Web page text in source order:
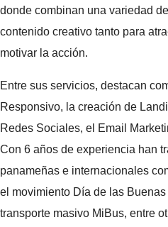
donde combinan una variedad
contenido creativo tanto para
motivar la acción.
Entre sus servicios, destacan
Responsivo, la creación de
Redes Sociales, el Email
Con 6 años de experiencia han
panameñas e internacionales
el movimiento Día de las
transporte masivo MiBus, entre